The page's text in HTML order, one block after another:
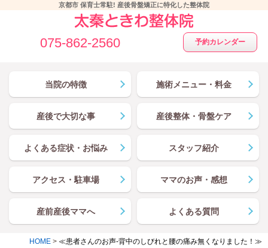
京都市 保育士常駐! 産後骨盤矯正に特化した整体院
075-862-2560 予約カレンダー
当院の特徴 施術メニュー・料金
産後で大切な事 産後整体・骨盤ケア
よくある症状・お悩み スタッフ紹介
アクセス・駐車場 ママのお声・感想
産前産後ママへ よくある質問
HOME > ≪患者さんのお声-背中のしびれと腰の痛み無くなりました！≫